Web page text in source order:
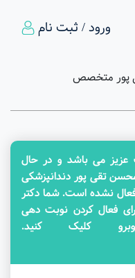
ورود / ثبت نام
پور متخصص
می باشد و در حال
تقی پور دندانپزشکی
نشده است. شما دکتر
فعال کردن نوبت دهی
کلیک کنید.